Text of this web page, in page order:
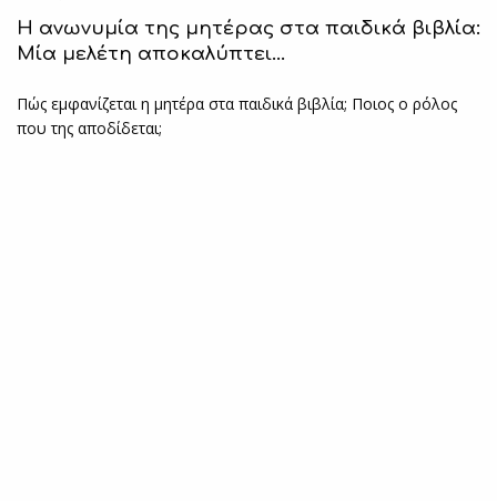
Η ανωνυμία της μητέρας στα παιδικά βιβλία:
Μία μελέτη αποκαλύπτει…
Πώς εμφανίζεται η μητέρα στα παιδικά βιβλία; Ποιος ο ρόλος
που της αποδίδεται;